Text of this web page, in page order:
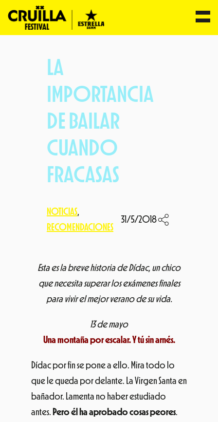
LA
IMPORTANCIA
DE BAILAR
CUANDO
FRACASAS
NOTICIAS
RECOMENDACIONES
31/5/2018
Esta es la breve historia de Dídac, un chico
que necesita superar los exámenes finales
para vivir el mejor verano de su vida.
13 de mayo
Una montaña por escalar. Y tú sin arnés.
Dídac por fin se pone a ello. Mira todo lo
que le queda por delante. La Virgen Santa en
bañador. Lamenta no haber estudiado
antes. Pero él ha aprobado cosas peores.